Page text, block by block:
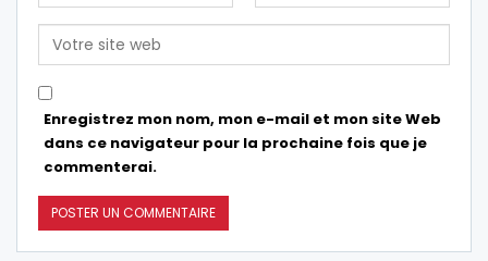
Enregistrez mon nom, mon e-mail et mon site Web
dans ce navigateur pour la prochaine fois que je
commenterai.